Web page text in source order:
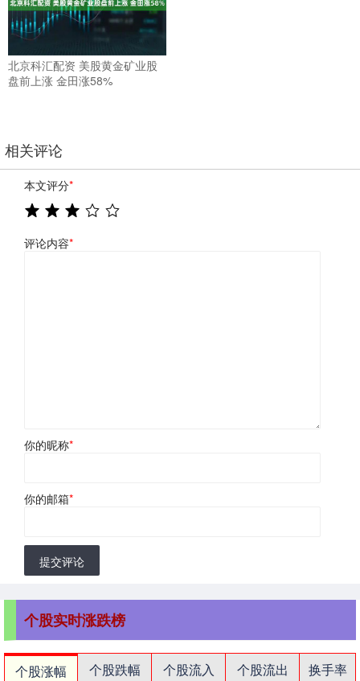
北京科汇配资 美股黄金矿业股
盘前上涨 金田涨58%
相关评论
本文评分*
评论内容*
你的昵称*
你的邮箱*
提交评论
个股实时涨跌榜
个股涨幅 个股跌幅 个股流入 个股流出
换手率